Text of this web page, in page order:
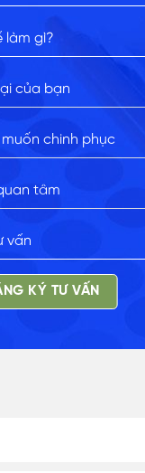
KÝ TƯ VẤN